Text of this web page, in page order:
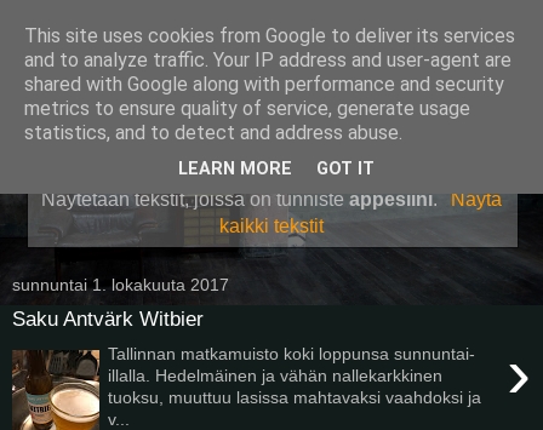
Pullollinen
Näytetään tekstit, joissa on tunnisteappesiini.
Näytä
kaikki tekstit
sunnuntai 1. lokakuuta 2017
Saku Antvärk Witbier
›
Tallinnan matkamuisto koki loppunsa sunnuntai-
illalla. Hedelmäinen ja vähän nallekarkkinen
tuoksu, muuttuu lasissa mahtavaksi vaahdoksi ja
v...
This site uses cookies from Google to deliver its services
and to analyze traffic. Your IP address and user-agent are
shared with Google along with performance and security
metrics to ensure quality of service, generate usage
statistics, and to detect and address abuse.
LEARN MORE GOT IT